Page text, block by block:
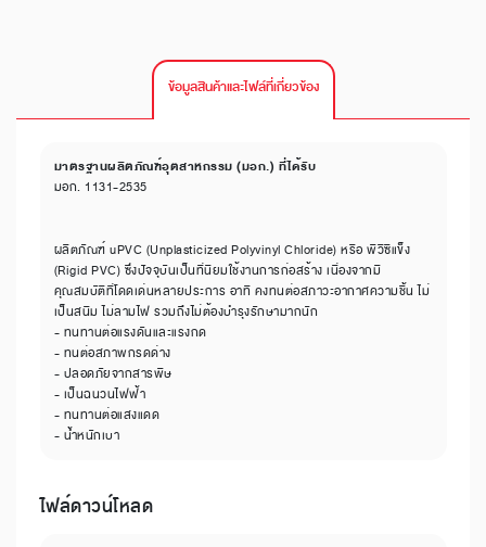
ข้อมูลสินค้าและไฟล์ที่เกี่ยวข้อง
มาตรฐานผลิตภัณฑ์อุตสาหกรรม (มอก.) ที่ได้รับ
มอก. 1131-2535
ผลิตภัณฑ์ uPVC (Unplasticized Polyvinyl Chloride) หรือ พีวีซีแข็ง
(Rigid PVC) ซึ่งปัจจุบันเป็นที่นิยมใช้งานการก่อสร้าง เนื่องจากมี
คุณสมบัติที่โดดเด่นหลายประการ อาทิ คงทนต่อสภาวะอากาศความชื้น ไม่
เป็นสนิม ไม่ลามไฟ รวมถึงไม่ต้องบำรุงรักษามากนัก
- ทนทานต่อแรงดันและแรงกด
- ทนต่อสภาพกรดด่าง
- ปลอดภัยจากสารพิษ
- เป็นฉนวนไฟฟ้า
- ทนทานต่อแสงแดด
- น้ำหนักเบา
ไฟล์ดาวน์โหลด